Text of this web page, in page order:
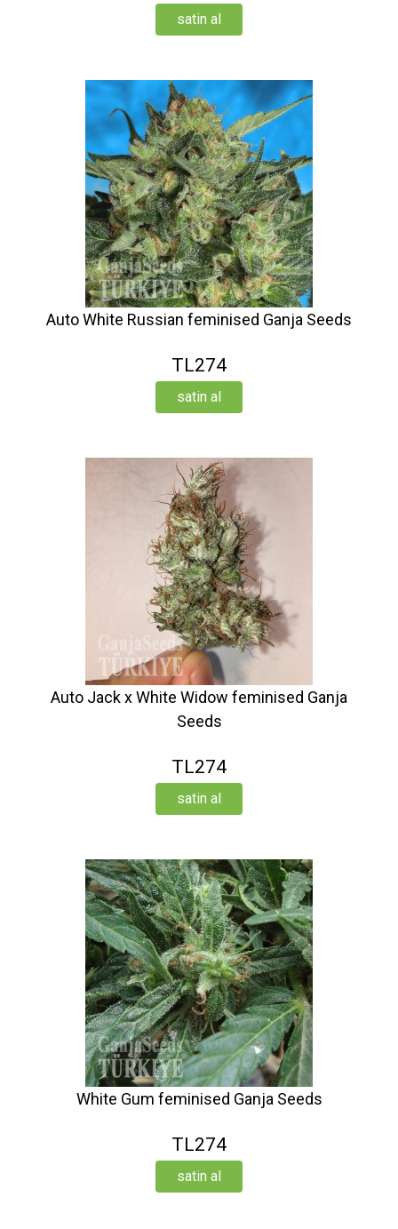
satin al
Auto White Russian feminised Ganja Seeds
TL274
satin al
Auto Jack x White Widow feminised Ganja
Seeds
TL274
satin al
White Gum feminised Ganja Seeds
TL274
satin al